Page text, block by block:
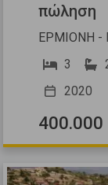
πώληση
ΕΡΜΙΟΝΗ -
3
2020
400.000